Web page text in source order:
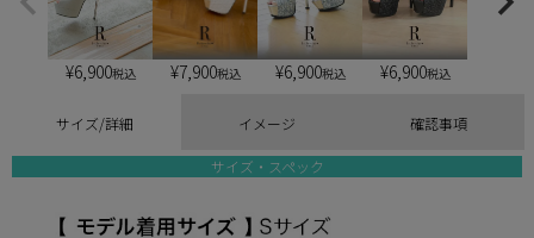
¥6,900税込 ¥7,900税込 ¥6,900税込 ¥6,900税込
サイズ/詳細 イメージ 確認事項
サイズ・スペック